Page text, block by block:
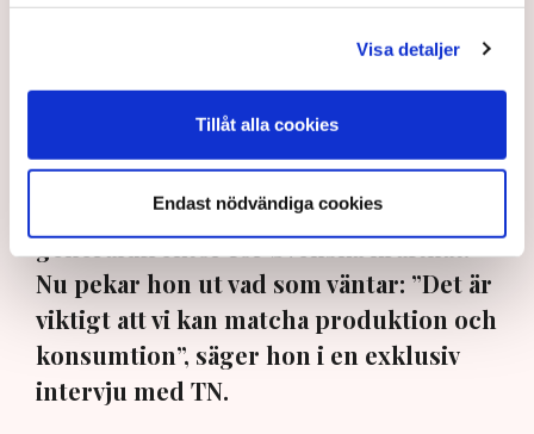
Visa detaljer
Tillåt alla cookies
Endast nödvändiga cookies
”Det är viktigt att säkerställa leveranssäkerhet och att kunna
vår energiförsörjning”, säger Svenska kraftnäts nya
generaldirektör Maja Lundbäck. Bild: Pressbild
Maja Lundbäck, tidigare
statssekreterare till energiminister
Ebba Busch, har precis tagit över som
generaldirektör för Svenska kraftnät.
Nu pekar hon ut vad som väntar: ”Det är
viktigt att vi kan matcha produktion och
konsumtion”, säger hon i en exklusiv
intervju med TN.